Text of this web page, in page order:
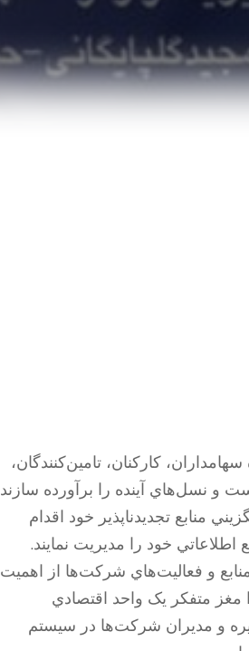
کارکنان، تامين‌کنندگان،
و نسل‌هاي آينده را برآورده سازند
منابع تجديدناپذير خود اقدام
اطلاعاتي خود را مديريت نمايند.
و فعاليت‌هاي شرکت‌ها از اهميت
مغز متفکر يک واحد اقتصادي
و مديران شرکت‌ها در سيستم